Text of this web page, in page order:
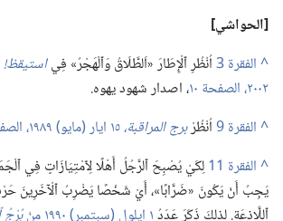
‏[الحواشي]‏
^
اُنْظُرِ ٱلْإِطَارَ «اَلطَّلَاقُ وَٱلْهَجْرُ» فِياستيقظ!‏
٢٠٠٢،‏ الصفحة ١٠
‏،‏ اصدار شهود يهوه.‏
^
اُنْظُرْبرج المراقبة،‏١٥ ايار (‏مايو)‏ ١٩٨٩،‏ الصفحة ١٢
^
لِكَيْ يُصْبِحَ ٱلرَّجُلُ أَهْلًا لِٱمْتِيَازَاتٍ فِي
يَجِبُ أَنْ يَكُونَ «ضَرَّابًا»،‏ أَيْ شَخْصًا يَضْرِبُ ٱلْآخَرِينَ
ٱللَّاذِعَةِ.‏ لِذلِكَ ذَكَرَ عَدَدُ١ ايلول (‏سبتمبر)‏ ١٩٩٠ مِنْ بُرْجُ